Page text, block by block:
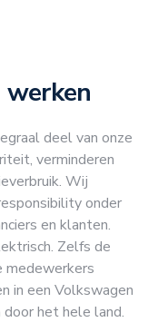
werken
deel van onze
verminderen
Wij
onder
en klanten.
Zelfs de
medewerkers
in een Volkswagen
door het hele land.